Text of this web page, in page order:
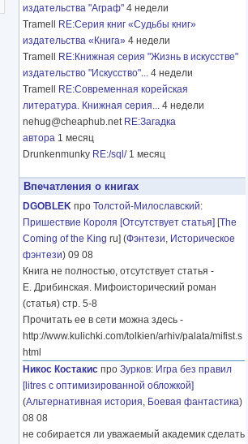
издательства "Аграф" 4 недели
Tramell
RE:Серия книг «Судьбы книг»
издательства «Книга» 4 недели
Tramell
RE:Книжная серия "Жизнь в искусстве"
издательство "Искусство"... 4 недели
Tramell
RE:Современная корейская
литература. Книжная серия... 4 недели
nehug@cheaphub.net RE:Загадка
автора 1 месяц
Drunkenmunky RE:/sql/ 1 месяц
Впечатления о книгах
DGOBLEK про Толстой-Милославский:
Пришествие Короля [Отсутствует статья] [The
Coming of the King ru] (Фэнтези, Историческое
фэнтези) 09 08
Книга не полностью, отсутствует статья -
Е. Дрибинская. Мифоисторический роман
(статья) стр. 5-8
Прочитать ее в сети можна здесь -
http://www.kulichki.com/tolkien/arhiv/palata/mifist.s
html
Никос Костакис про Зурков: Игра без правил
[litres с оптимизированной обложкой]
(Альтернативная история, Боевая фантастика)
08 08
не собирается ли уважаемый академик сделать